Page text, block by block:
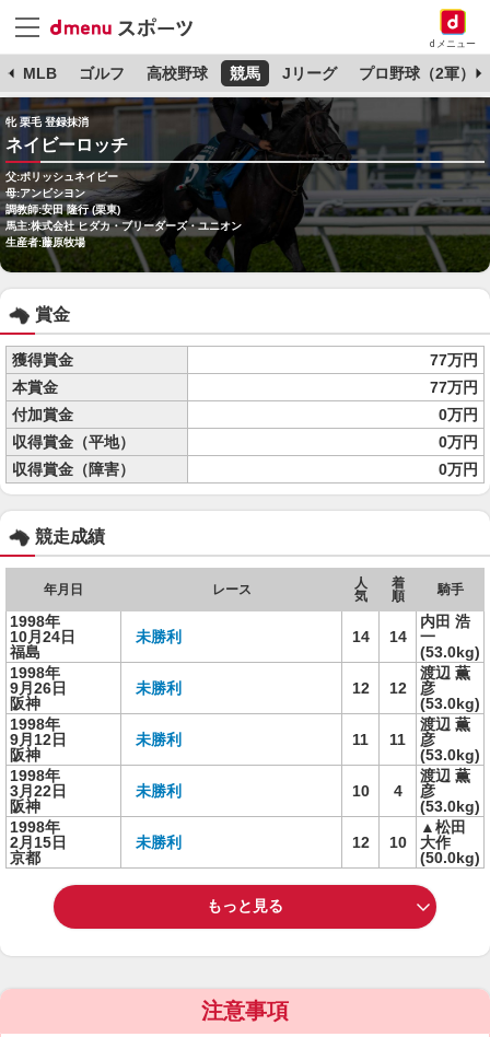
dメニュー
MLB ゴルフ 高校野球 競馬 Jリーグ プロ野球（2軍）
牝 栗毛 登録抹消
ネイビーロッチ
父:ポリッシュネイビー
母:アンビシヨン
調教師:安田 隆行 (栗東)
馬主:株式会社 ヒダカ・ブリーダーズ・ユニオン
生産者:藤原牧場
賞金
獲得賞金
77万円
本賞金
77万円
付加賞金
0万円
収得賞金（平地）
0万円
収得賞金（障害）
0万円
競走成績
年月日 レース
人
気
着
順
騎手
1998年
10月24日
福島
未勝利 14 14
内田 浩
一
(53.0kg)
1998年
9月26日
阪神
未勝利 12 12
渡辺 薫
彦
(53.0kg)
1998年
9月12日
阪神
未勝利 11 11
渡辺 薫
彦
(53.0kg)
1998年
3月22日
阪神
未勝利 10 4
渡辺 薫
彦
(53.0kg)
1998年
2月15日
京都
未勝利 12 10
▲松田
大作
(50.0kg)
もっと見る
注意事項